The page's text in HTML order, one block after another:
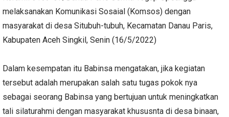
melaksanakan Komunikasi Sosaial (Komsos) dengan
masyarakat di desa Situbuh-tubuh, Kecamatan Danau Paris,
Kabupaten Aceh Singkil, Senin (16/5/2022)
Dalam kesempatan itu Babinsa mengatakan, jika kegiatan
tersebut adalah merupakan salah satu tugas pokok nya
sebagai seorang Babinsa yang bertujuan untuk meningkatkan
tali silaturahmi dengan masyarakat khususnta di desa binaan,